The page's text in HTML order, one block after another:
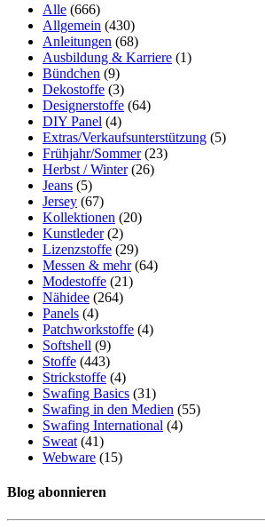
Alle (666)
Allgemein (430)
Anleitungen (68)
Ausbildung & Karriere (1)
Bündchen (9)
Dekostoffe (3)
Designerstoffe (64)
DIY Panel (4)
Extras/Verkaufsunterstützung (5)
Frühjahr/Sommer (23)
Herbst / Winter (26)
Jeans (5)
Jersey (67)
Kollektionen (20)
Kunstleder (2)
Lizenzstoffe (29)
Messen & mehr (64)
Modestoffe (21)
Nähidee (264)
Panels (4)
Patchworkstoffe (4)
Softshell (9)
Stoffe (443)
Strickstoffe (4)
Swafing Basics (31)
Swafing in den Medien (55)
Swafing International (4)
Sweat (41)
Webware (15)
Blog abonnieren